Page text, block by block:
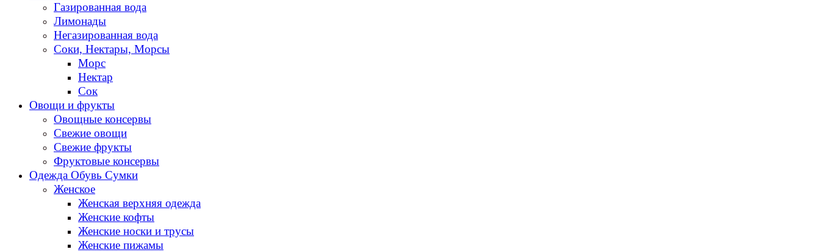
Газированная вода
Лимонады
Негазированная вода
Соки, Нектары, Морсы
Морс
Нектар
Сок
Овощи и фрукты
Овощные консервы
Свежие овощи
Свежие фрукты
Фруктовые консервы
Одежда Обувь Сумки
Женское
Женская верхняя одежда
Женские кофты
Женские носки и трусы
Женские пижамы